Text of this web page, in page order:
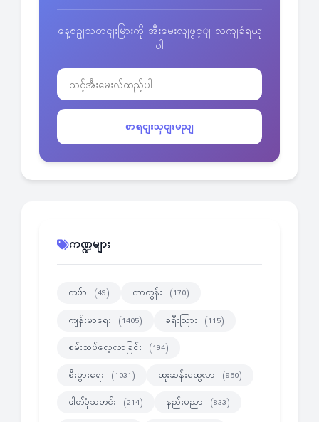
နေ့စဥျသတငျးမြားကို အီးမေးလျဖွင့ျ လကျခံရယူ
ပါ
စာရငျးသှငျးမညျ
ကဏ္ဍများ
ကဗ်ာ (49) ကာတွန်း (170)
ကျန်းမာရေး (1405) ခရီးသြား (115)
စမ်းသပ်လေ့လာခြင်း (194)
စီးပွားရေး (1031) ထူးဆန်းထွေလာ (950)
ဓါတ်ပုံသတင်း (214) နည်းပညာ (833)